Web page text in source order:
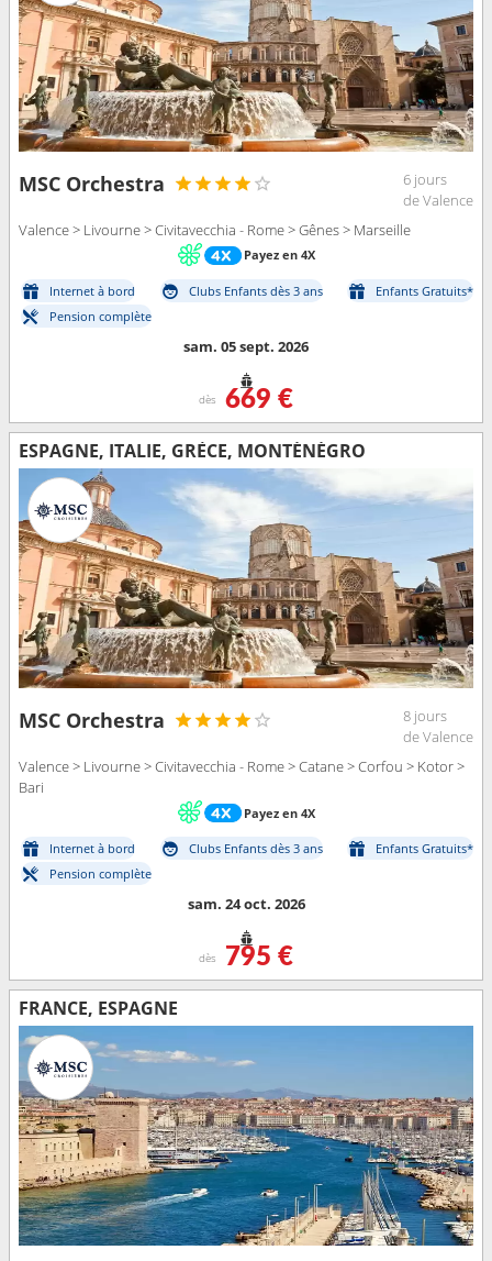
MSC Orchestra
6 jours
de Valence
Valence > Livourne > Civitavecchia - Rome > Gênes > Marseille
Payez en 4X
Internet à bord Clubs Enfants dès 3 ans
Enfants Gratuits*
Pension complète
sam. 05 sept. 2026
dès 669 €
ESPAGNE, ITALIE, GRÈCE, MONTÉNÉGRO
MSC Orchestra
8 jours
de Valence
Valence > Livourne > Civitavecchia - Rome > Catane > Corfou > Kotor >
Bari
Payez en 4X
Internet à bord Clubs Enfants dès 3 ans
Enfants Gratuits*
Pension complète
sam. 24 oct. 2026
dès 795 €
FRANCE, ESPAGNE